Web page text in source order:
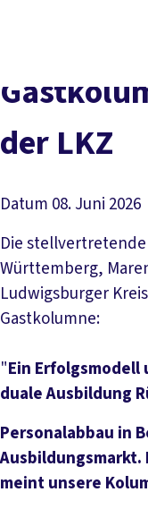
der LKZ
Datum 08. Juni 2026
Die stellvertretende
Württemberg,
Ludwigsburger
Gastkolumne:
"Ein
duale Ausbildung
Personalabbau in
Ausbildungsmarkt.
meint unsere